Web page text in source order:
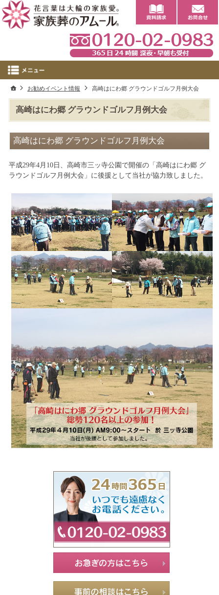
高崎はにわ郷 グラウンドゴルフ月例大会
高崎はにわ郷 グラウンドゴルフ月例大会
平成29年4月10日、高崎市三ッ寺公園で開催の「高崎はにわ郷 グ
ラウンドゴルフ月例大会」に後援として当社が協力致しました。
ホーム
お勧めイベント情報 高崎はにわ郷 グラウンドゴルフ月例大会